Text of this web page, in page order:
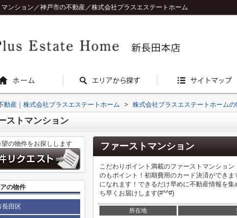
マンション／神戸市の不動産／株式会社プラスエステートホーム
動産｜株式会社プラスエステートホーム > 株式会社プラスエステートホームの
ストマンション
ファーストマンション
こだわりポイント満載のファーストマンショ
のもポイント！初期費用のカード決済ができ
になれます！できるだけ早めに不動産情報を
ち早くお届けします(#^^#)
所在地
の物件をお探しします
の物件
長田区